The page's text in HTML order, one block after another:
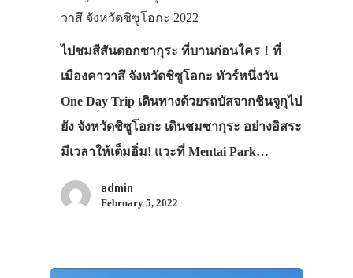
วาสึ จังหวัดชิซูโอกะ 2022
ไปชมสีสันดอกซากุระ ที่บานก่อนใคร！ที่
เมืองคาวาสึ จังหวัดชิซูโอกะ ทัวร์หนึ่งวัน
One Day Trip เดินทางด้วยรถบัสจากชินจูกุไป
ยัง จังหวัดชิซูโอกะ เดินชมซากุระ อย่างอิสระ
มีเวลาให้เต็มอิ่ม! แวะที่ Mentai Park…
admin
February 5, 2022